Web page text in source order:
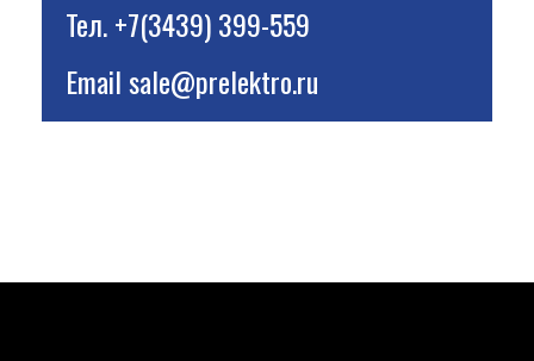
Тел.+7(3439) 399-559
Emailsale@prelektro.ru